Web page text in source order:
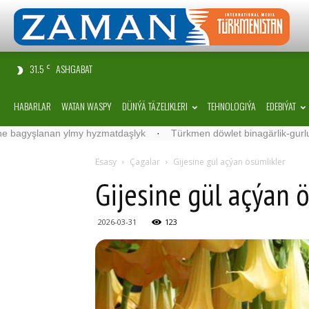
31.5 C ASHGABAT
HABARLAR WATAN WASPY DÜNÝÄ TÄZELIKLERI TEHNOLOGIÝA EDEBIÝAT
ylmy hyzmatdaşlyk · Türkmen döwlet binagärlik-gurluşyk
Esasy Çagalar Gi­je­si­ne gül aç­ýan ösümlikler
Gi­je­si­ne gül aç­ýan
2026-03-31 123